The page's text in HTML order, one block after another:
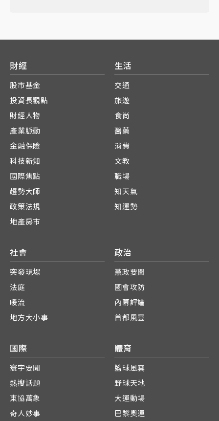
財經
股市基金
投資長觀點
財經人物
產業脈動
金融保險
科技新知
國際焦點
趨勢大師
政策法規
地產房市
生活
交通
旅遊
食尚
醫藥
消費
文教
職場
知天氣
知運勢
社會
突發現場
法庭
暖流
地方大小事
政治
黨政要聞
國會攻防
內幕評論
首都風雲
國際
寰宇要聞
熱搜話題
東協萬象
奇人妙事
體育
籃球風雲
野球天地
大運動場
巴黎奧運